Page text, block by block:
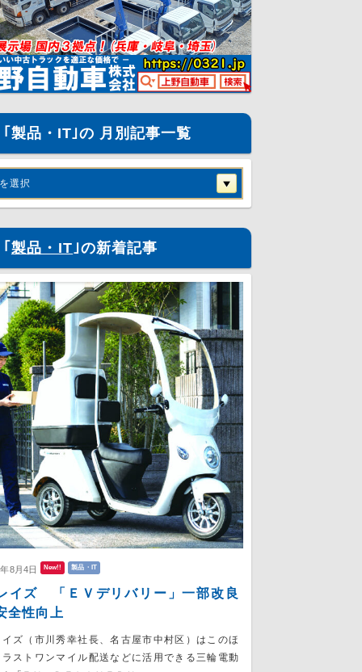
｢製品・IT｣の 月別記事一覧
選択
｢ 製品・IT ｣の新着記事
8月4日 New!! 製品・IT
イズ 「ＥＶデリバリー」一部改良
全性向上
イズ（市川秀幸社長、名古屋市中村区）はこのほ
ラストワンマイル配送などに活用できる三輪電動